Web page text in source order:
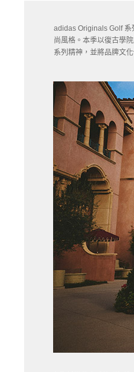
adidas Originals Golf 系
尚風格。本季以復古學
系列精神，並將品牌文